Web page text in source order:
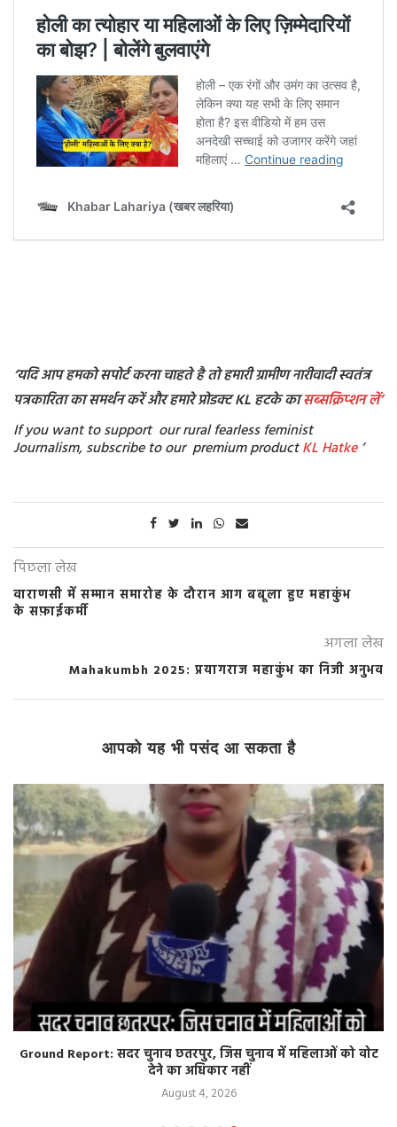
‘यदि आप हमको सपोर्ट करना चाहते है तो हमारी ग्रामीण नारीवादी स्वतंत्र
पत्रकारिता का समर्थन करें और हमारे प्रोडक्ट KL हटके कासब्सक्रिप्शनलें’
If you want to support our rural fearless feminist
Journalism, subscribe to our premium productKL Hatke‘
पिछला लेख
वाराणसी में सम्मान समारोह के दौरान आग बबूला हुए महाकुंभ
के सफ़ाईकर्मी
अगला लेख
Mahakumbh 2025: प्रयागराज महाकुंभ का निजी अनुभव
आपको यह भी पसंद आ सकता है
Ground Report: सदर चुनाव छतरपुर, जिस चुनाव में महिलाओं को वोट
देने का अधिकार नहीं
August 4, 2026